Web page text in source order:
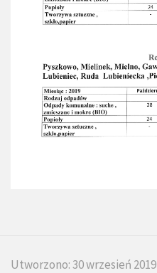
Utworzono: 30 wrzesień 2019